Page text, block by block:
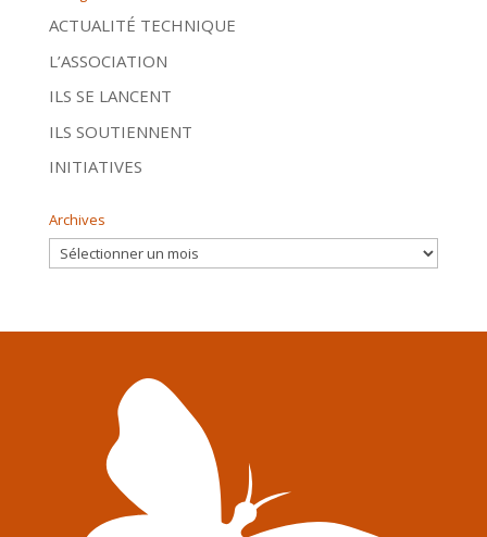
ACTUALITÉ TECHNIQUE
L’ASSOCIATION
ILS SE LANCENT
ILS SOUTIENNENT
INITIATIVES
Archives
Archives